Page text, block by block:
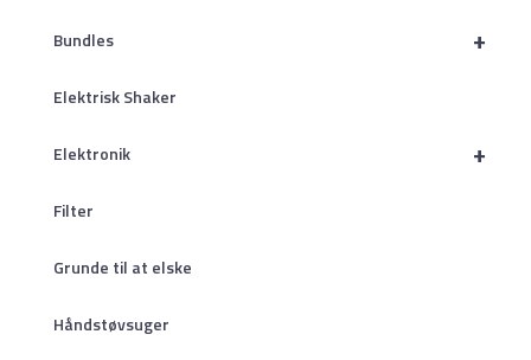
+
Bundles
Elektrisk Shaker
+
Elektronik
Filter
Grunde til at elske
Håndstøvsuger